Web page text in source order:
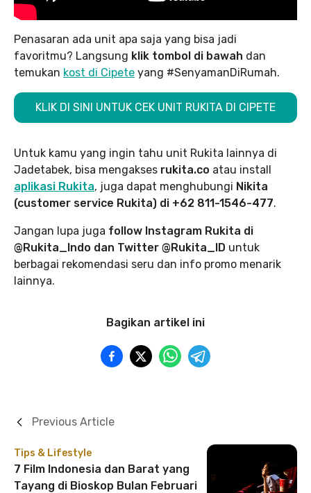
Penasaran ada unit apa saja yang bisa jadi
favoritmu? Langsung klik tombol di bawah dan
temukan kost di Cipete yang #SenyamanDiRumah.
KLIK DI SINI UNTUK CEK UNIT RUKITA DI CIPETE
Untuk kamu yang ingin tahu unit Rukita lainnya di
Jadetabek, bisa mengakses rukita.co atau install
aplikasi Rukita, juga dapat menghubungi Nikita
(customer service Rukita) di +62 811-1546-477.
Jangan lupa juga follow Instagram Rukita di
@Rukita_Indo dan Twitter @Rukita_ID untuk
berbagai rekomendasi seru dan info promo menarik
lainnya.
Bagikan artikel ini
Tips & Lifestyle
7 Film Indonesia dan Barat yang
Tayang di Bioskop Bulan Februari
Previous Article